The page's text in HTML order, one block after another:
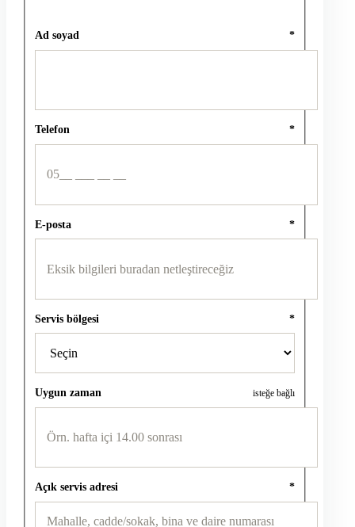
Ad soyad *
Telefon *
E-posta *
Servis bölgesi *
Uygun zaman isteğe bağlı
Açık servis adresi *